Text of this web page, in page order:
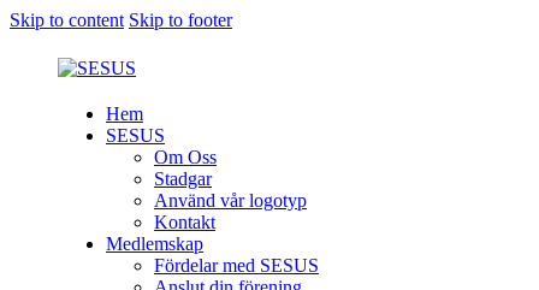
Skip to content Skip to footer
Hem
SESUS
Om Oss
Stadgar
Använd vår logotyp
Kontakt
Medlemskap
Fördelar med SESUS